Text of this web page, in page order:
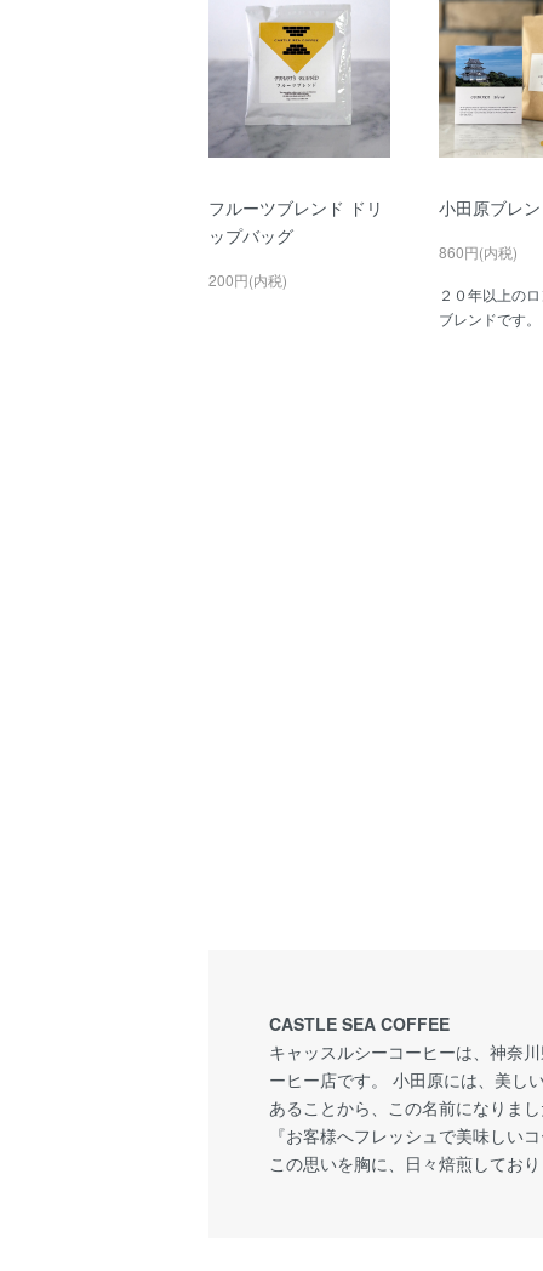
フルーツブレンド ドリ
ップバッグ
200円(内税)
小田原ブレン
860円(内税)
２０年以上の
ブレンドです。
CASTLE SEA COFFEE
キャッスルシーコーヒーは、神奈
ーヒー店です。 小田原には、美し
あることから、この名前になりまし
『お客様へフレッシュで美味しい
この思いを胸に、日々焙煎しており